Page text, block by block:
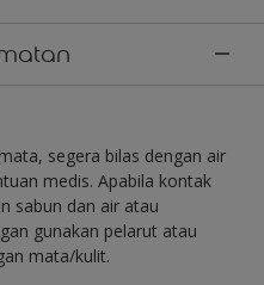
segera bilas dengan air
medis. Apabila kontak
sabun dan air atau
gunakan pelarut atau
mata/kulit.